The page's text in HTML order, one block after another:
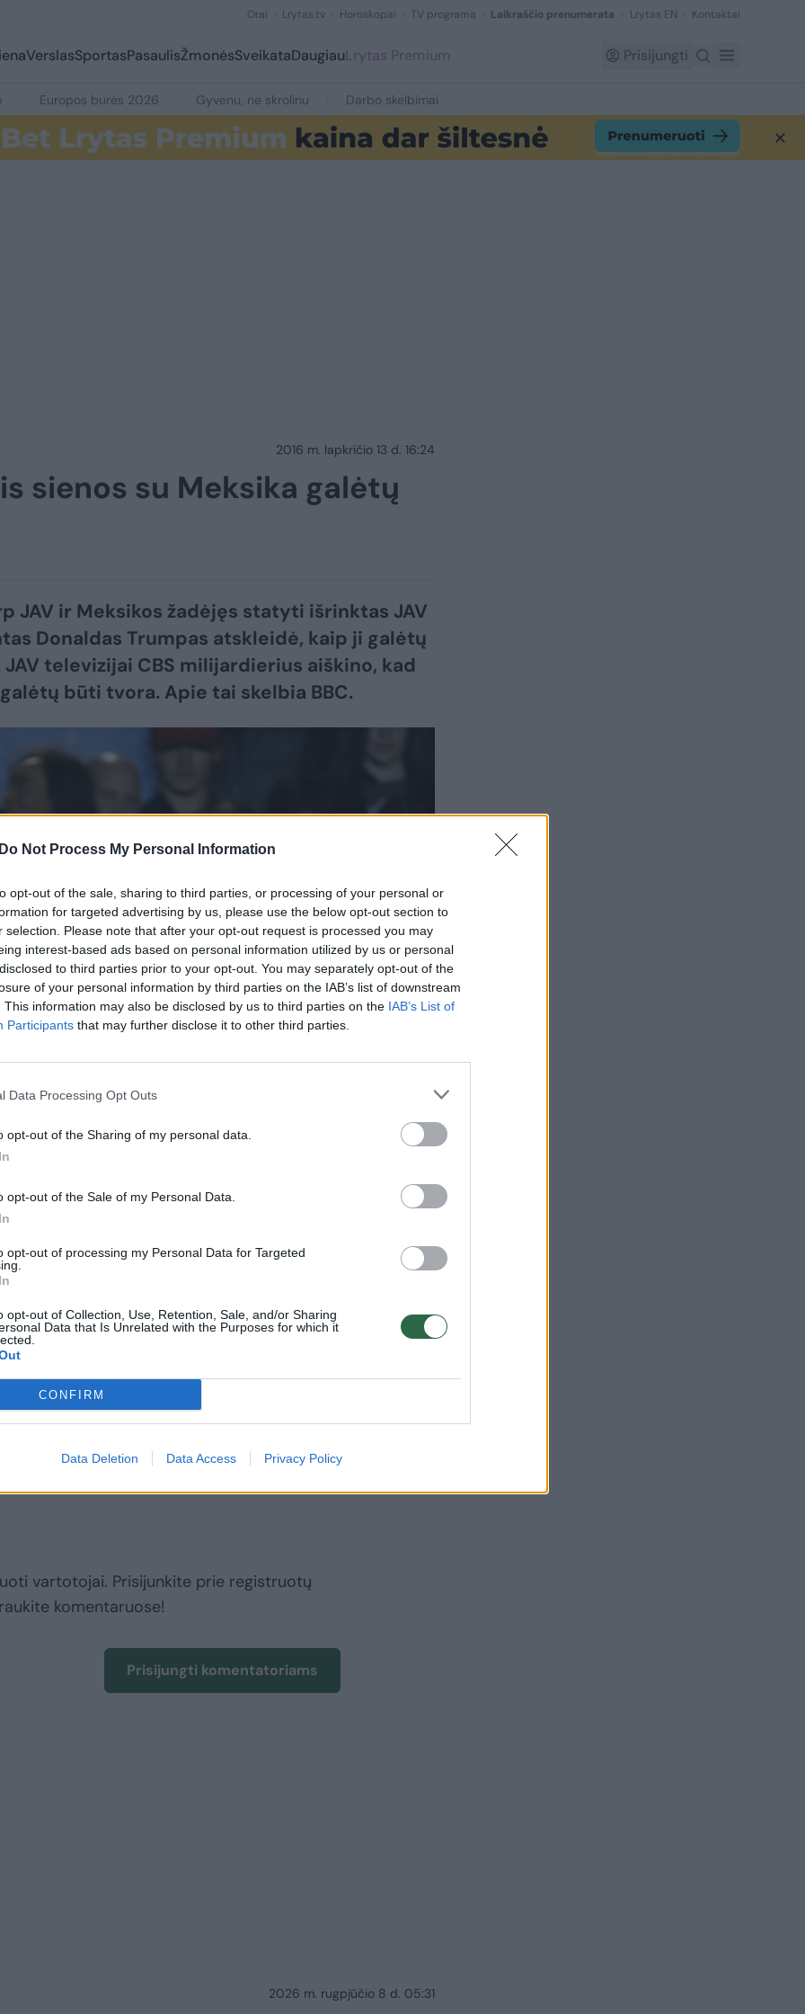
Do Not Process My Personal Information
opt-out of the sale, sharing to third parties, or processing of your personal or
for targeted advertising by us, please use the below opt-out section to
selection. Please note that after your opt-out request is processed you may
interest-based ads based on personal information utilized by us or personal
to third parties prior to your opt-out. You may separately opt-out of the
of your personal information by third parties on the IAB’s list of downstream
This information may also be disclosed by us to third parties on the IAB’s List of
Participants that may further disclose it to other third parties.
Data Processing Opt Outs
opt-out of the Sharing of my personal data.
opt-out of the Sale of my Personal Data.
opt-out of processing my Personal Data for Targeted
opt-out of Collection, Use, Retention, Sale, and/or Sharing
Data that Is Unrelated with the Purposes for which it
CONFIRM
Data Deletion Data Access Privacy Policy
Orai Lrytas.tv Horoskopai TV programa Laikraščio prenumerata Lrytas EN Kontaktai
VerslasSportasPasaulisŽmonėsSveikataDaugiauLrytas Premium Prisijungti
Europos burės 2026 Gyvenu, ne skrolinu Darbo skelbimai
2016 m. lapkričio 13 d. 16:24
sienos su Meksika galėtų
JAV ir Meksikos žadėjęs statyti išrinktas JAV
Donaldas Trumpas atskleidė, kaip ji galėtų
televizijai CBS milijardierius aiškino, kad
būti tvora. Apie tai skelbia BBC.
ne kartą žadėjo statyti sieną, kad
ir netgi ketino priversti Meksiką
deportuoti arba įkaltinti iki 3 mln.
pavyzdžiui, narkotikų
vartotojai. Prisijunkite prie registruotų
komentaruose!
Prisijungti komentatoriams
2026 m. rugpjūčio 8 d. 05:31